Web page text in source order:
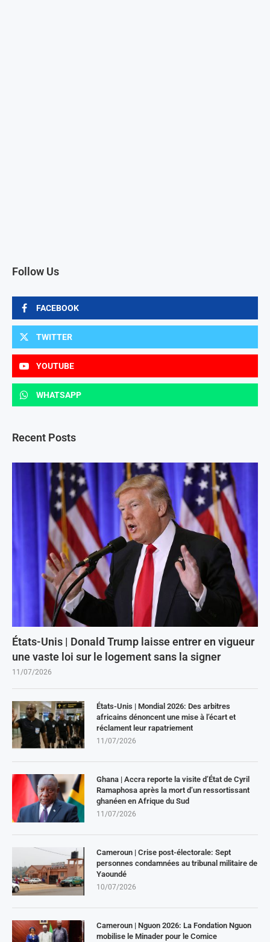
Follow Us
FACEBOOK
TWITTER
YOUTUBE
WHATSAPP
Recent Posts
États-Unis | Donald Trump laisse entrer en vigueur
une vaste loi sur le logement sans la signer
11/07/2026
États-Unis | Mondial 2026: Des arbitres
africains dénoncent une mise à l’écart et
réclament leur rapatriement
11/07/2026
Ghana | Accra reporte la visite d’État de Cyril
Ramaphosa après la mort d’un ressortissant
ghanéen en Afrique du Sud
11/07/2026
Cameroun | Crise post-électorale: Sept
personnes condamnées au tribunal militaire de
Yaoundé
10/07/2026
Cameroun | Nguon 2026: La Fondation Nguon
mobilise le Minader pour le Comice